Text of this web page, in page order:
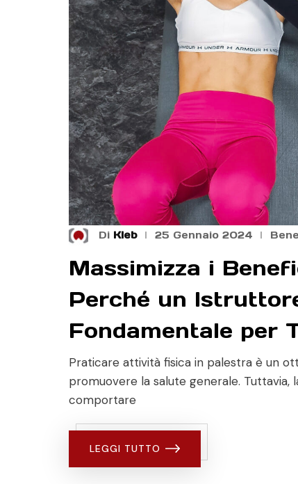
Di Kleb 25 Gennaio 2024
Massimizza i
Perché un
Fondamentale per
Praticare attività fisica in palestra è un
promuovere la salute generale.
comportare
LEGGI TUTTO